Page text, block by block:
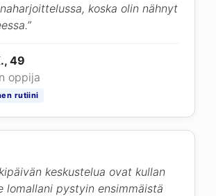
koska olin nähnyt
49
oppija
rutiini
keskustelua ovat kullan
lomallani pystyin ensimmäistä